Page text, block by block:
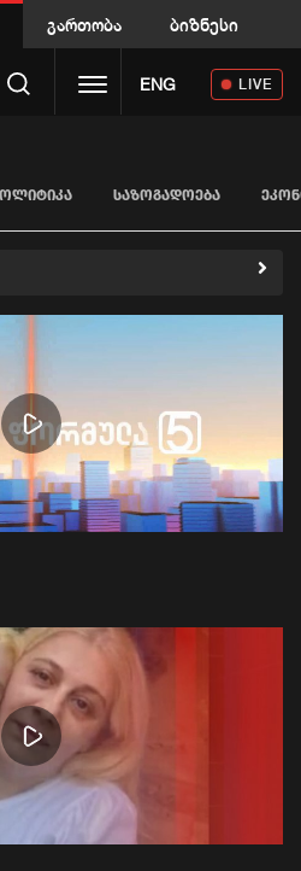
გართობა ბიზნესი
Toggle navigation
ENG LIVE
ᲡᲐᲖᲝᲒᲐᲓᲝᲔᲑᲐ